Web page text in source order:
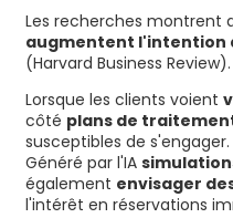
Les recherches montrent
augmentent l'intention
(Harvard Business Review).
Lorsque les clients voient
côté plans de
susceptibles de s'engager.
Généré par l'IA
également envisager
l'intérêt en réservations